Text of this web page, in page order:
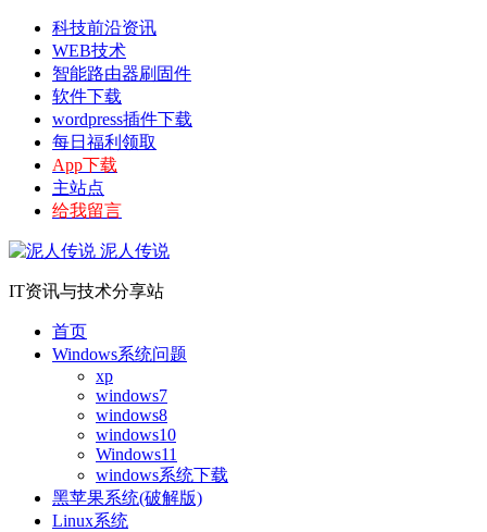
科技前沿资讯
WEB技术
智能路由器刷固件
软件下载
wordpress插件下载
每日福利领取
App下载
主站点
给我留言
泥人传说
IT资讯与技术分享站
首页
Windows系统问题
xp
windows7
windows8
windows10
Windows11
windows系统下载
黑苹果系统(破解版)
Linux系统